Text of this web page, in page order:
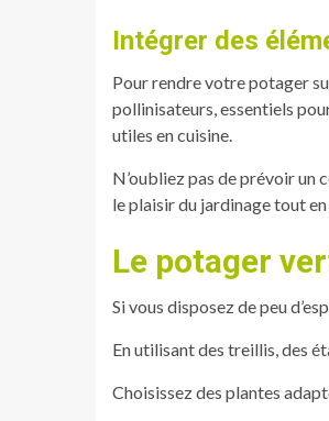
Intégrer des
Pour rendre votre potager
pollinisateurs, essentiels
utiles en cuisine.
N’oubliez pas de prévoir un
le plaisir du jardinage tout en
Le potager
Si vous disposez de peu
En utilisant des treillis, des
Choisissez des plantes